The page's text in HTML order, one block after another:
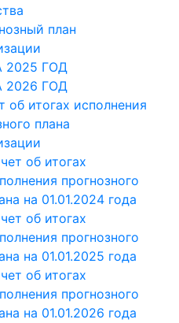
план
2025 ГОД
2026 ГОД
об итогах исполнения
плана
об итогах
прогнозного
на 01.01.2024 года
об итогах
прогнозного
на 01.01.2025 года
об итогах
прогнозного
на 01.01.2026 года